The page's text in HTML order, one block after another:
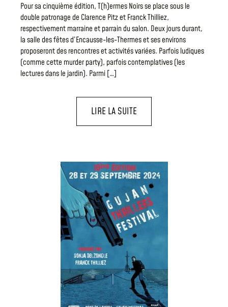
Pour sa cinquième édition, T(h)ermes Noirs se place sous le
double patronage de Clarence Pitz et Franck Thilliez,
respectivement marraine et parrain du salon. Deux jours durant,
la salle des fêtes d’Encausse-les-Thermes et ses environs
proposeront des rencontres et activités variées. Parfois ludiques
(comme cette murder party), parfois contemplatives (les
lectures dans le jardin). Parmi […]
LIRE LA SUITE